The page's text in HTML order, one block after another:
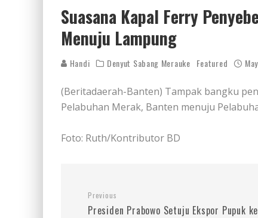
Suasana Kapal Ferry
Menuju Lampung
Handi Denyut Sabang Merauke Featured
(Beritadaerah-Banten) Tampak bangku
Pelabuhan Merak, Banten menuju
Foto: Ruth/Kontributor BD
Previous
Presiden Prabowo Setuju Ekspor Pupuk ke